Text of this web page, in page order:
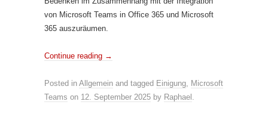
von Microsoft Teams in Office 365 und Microsoft
365 auszuräumen.
Continue reading →
Posted in Allgemein and tagged Einigung, Microsoft
Teams on 12. September 2025 by Raphael .